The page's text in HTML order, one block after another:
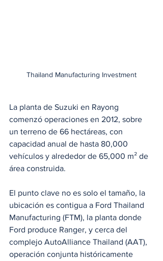
Thailand Manufacturing Investment
La planta de Suzuki en Rayong
comenzó operaciones en 2012, sobre
un terreno de 66 hectáreas, con
capacidad anual de hasta 80,000
vehículos y alrededor de 65,000 m² de
área construida.
El punto clave no es solo el tamaño, la
ubicación es contigua a Ford Thailand
Manufacturing (FTM), la planta donde
Ford produce Ranger, y cerca del
complejo AutoAlliance Thailand (AAT),
operación conjunta históricamente